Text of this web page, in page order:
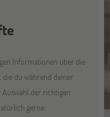
Informationen über die
du während deiner
Auswahl der richtigen
gerne.